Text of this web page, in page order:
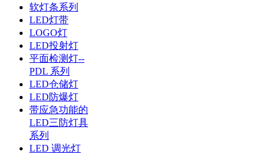
软灯条系列
LED灯带
LOGO灯
LED投射灯
平面检测灯--
PDL 系列
LED仓储灯
LED防爆灯
带应急功能的
LED三防灯具
系列
LED 调光灯